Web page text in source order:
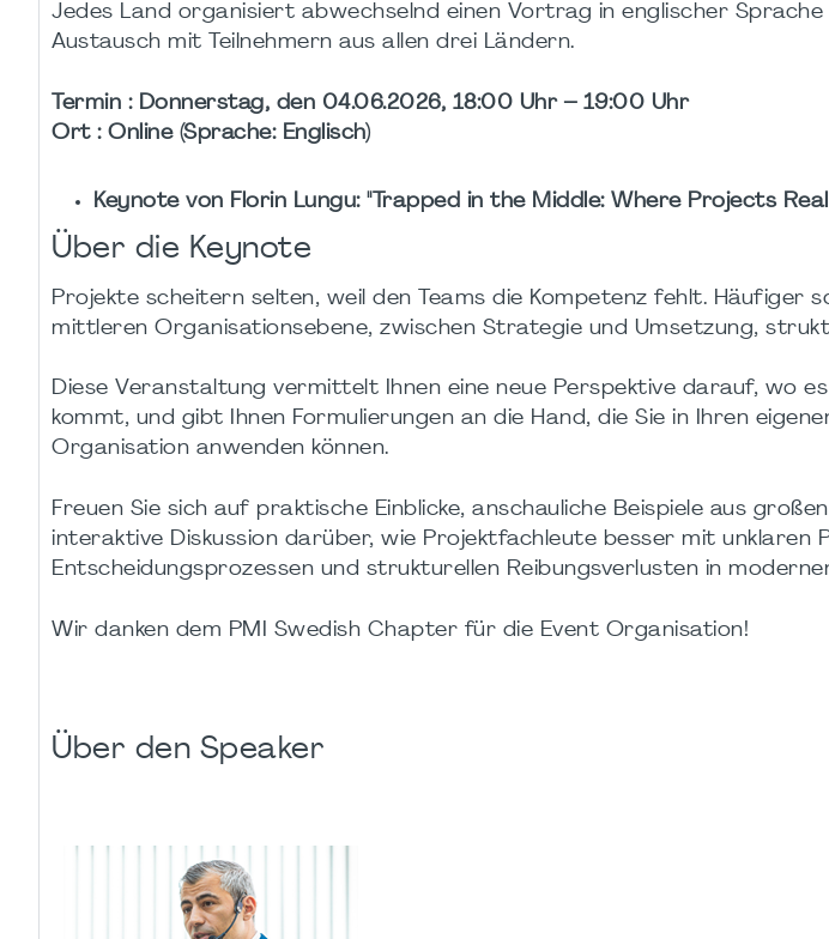
Jedes Land organisiert abwechselnd einen Vortrag in englischer
Austausch mit Teilnehmern aus allen drei Ländern.
Termin : Donnerstag, den 04.06.2026, 18:00 Uhr – 19:00 Uhr
Ort : Online (Sprache: Englisch)
Keynote von Florin Lungu: "Trapped in the Middle: Where Projects
Über die Keynote
Projekte scheitern selten, weil den Teams die Kompetenz fehlt. Häufiger
mittleren Organisationsebene, zwischen Strategie und Umsetzung,
Diese Veranstaltung vermittelt Ihnen eine neue Perspektive darauf, wo
kommt, und gibt Ihnen Formulierungen an die Hand, die Sie in Ihren
Organisation anwenden können.
Freuen Sie sich auf praktische Einblicke, anschauliche Beispiele aus
interaktive Diskussion darüber, wie Projektfachleute besser mit unklaren
Entscheidungsprozessen und strukturellen Reibungsverlusten in
Wir danken dem PMI Swedish Chapter für die Event Organisation!
Über den Speaker